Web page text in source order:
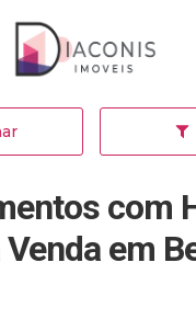
Página inicial
com
Venda em